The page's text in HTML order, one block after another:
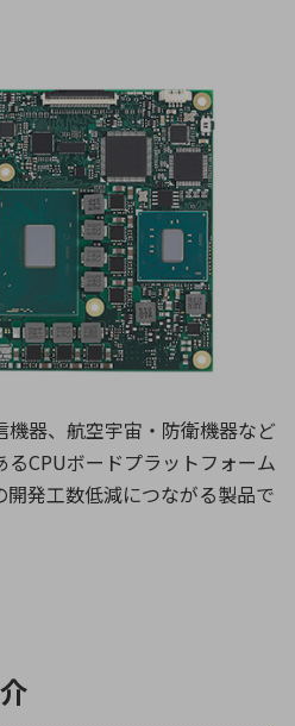
器、航空宇宙・防衛機器など
CPUボードプラットフォーム
発工数低減につながる製品で